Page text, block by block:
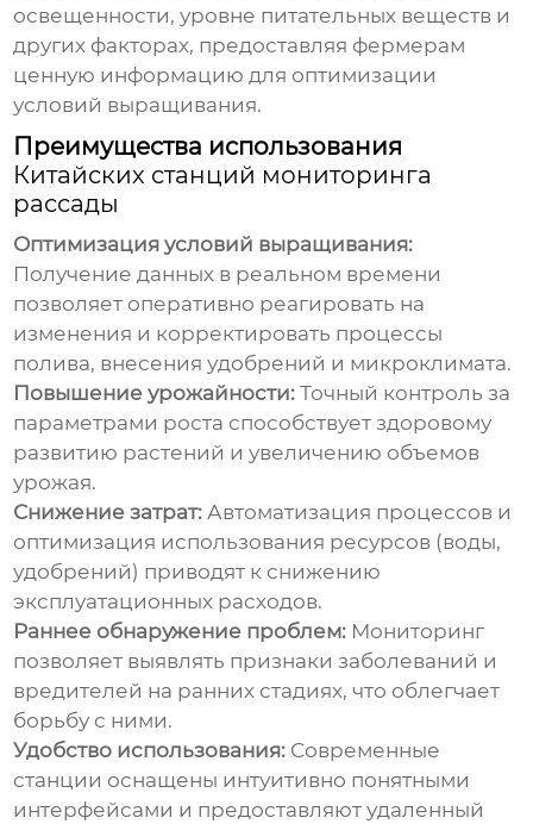
освещенности, уровне питательных веществ и
других факторах, предоставляя фермерам
ценную информацию для оптимизации
условий выращивания.
Преимущества использования
Китайских станций мониторинга
рассады
Оптимизация условий выращивания:
Получение данных в реальном времени
позволяет оперативно реагировать на
изменения и корректировать процессы
полива, внесения удобрений и микроклимата.
Повышение урожайности: Точный контроль за
параметрами роста способствует здоровому
развитию растений и увеличению объемов
урожая.
Снижение затрат: Автоматизация процессов и
оптимизация использования ресурсов (воды,
удобрений) приводят к снижению
эксплуатационных расходов.
Раннее обнаружение проблем: Мониторинг
позволяет выявлять признаки заболеваний и
вредителей на ранних стадиях, что облегчает
борьбу с ними.
Удобство использования: Современные
станции оснащены интуитивно понятными
интерфейсами и предоставляют удаленный